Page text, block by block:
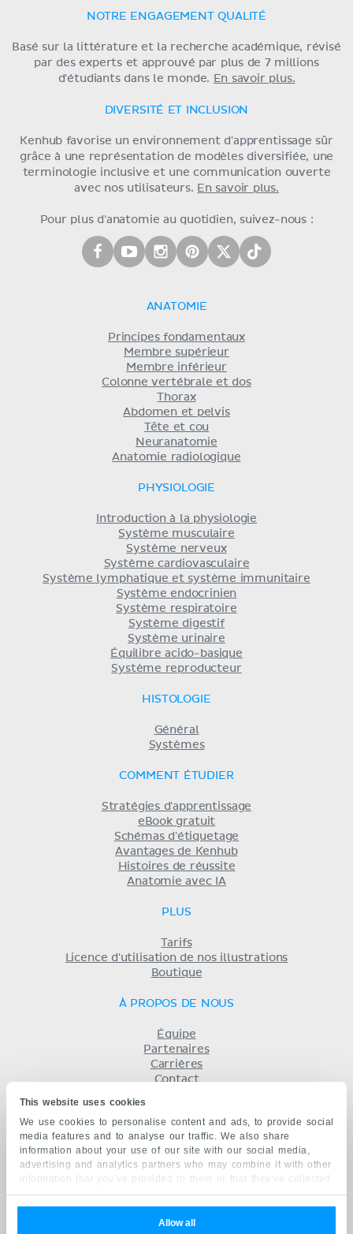
This website uses cookies
We use cookies to personalise content and ads, to provide social
media features and to analyse our traffic. We also share
information about your use of our site with our social media,
advertising and analytics partners who may combine it with other
information that you’ve provided to them or that they’ve collected
from your use of their services.
Allow all
NOTRE ENGAGEMENT QUALITÉ
Basé sur la littérature et la recherche académique, révisé
par des experts et approuvé par plus de 7 millions
d'étudiants dans le monde. En savoir plus.
DIVERSITÉ ET INCLUSION
Kenhub favorise un environnement d'apprentissage sûr
grâce à une représentation de modèles diversifiée, une
terminologie inclusive et une communication ouverte
avec nos utilisateurs. En savoir plus.
Pour plus d'anatomie au quotidien, suivez-nous :
ANATOMIE
Principes fondamentaux
Membre supérieur
Membre inférieur
Colonne vertébrale et dos
Thorax
Abdomen et pelvis
Tête et cou
Neuranatomie
Anatomie radiologique
PHYSIOLOGIE
Introduction à la physiologie
Système musculaire
Système nerveux
Système cardiovasculaire
Système lymphatique et système immunitaire
Système endocrinien
Système respiratoire
Système digestif
Système urinaire
Équilibre acido-basique
Système reproducteur
HISTOLOGIE
Général
Systèmes
COMMENT ÉTUDIER
Stratégies d'apprentissage
eBook gratuit
Schémas d'étiquetage
Avantages de Kenhub
Histoires de réussite
Anatomie avec IA
PLUS
Tarifs
Licence d'utilisation de nos illustrations
Boutique
À PROPOS DE NOUS
Équipe
Partenaires
Carrières
Contact
Politique de confidentialité
KENHUB EN...
English
русский